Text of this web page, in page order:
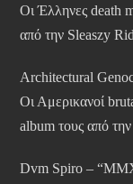
Οι Έλληνες death
από την Sleaszy
Architectural
Οι Αμερικανοί
album τους από
Dvm Spiro –